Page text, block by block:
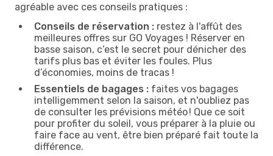
agréable avec ces conseils pratiques :
Conseils de réservation : restez à l'affût des
meilleures offres sur GO Voyages ! Réserver en
basse saison, c’est le secret pour dénicher des
tarifs plus bas et éviter les foules. Plus
d’économies, moins de tracas !
Essentiels de bagages : faites vos bagages
intelligemment selon la saison, et n'oubliez pas
de consulter les prévisions météo ! Que ce soit
pour profiter du soleil, vous préparer à la pluie ou
faire face au vent, être bien préparé fait toute la
différence.